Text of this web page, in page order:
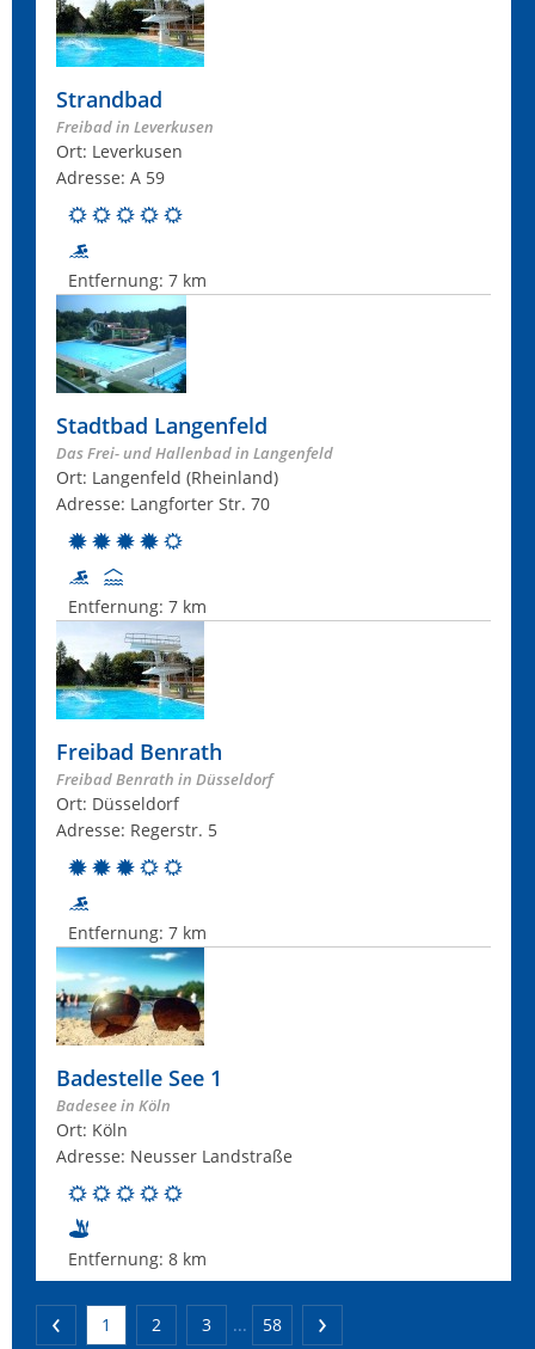
Strandbad
Freibad in Leverkusen
Ort: Leverkusen
Adresse: A 59
Entfernung: 7 km
Stadtbad Langenfeld
Das Frei- und Hallenbad in Langenfeld
Ort: Langenfeld (Rheinland)
Adresse: Langforter Str. 70
Entfernung: 7 km
Freibad Benrath
Freibad Benrath in Düsseldorf
Ort: Düsseldorf
Adresse: Regerstr. 5
Entfernung: 7 km
Badestelle See 1
Badesee in Köln
Ort: Köln
Adresse: Neusser Landstraße
Entfernung: 8 km
1 2 3 ... 58